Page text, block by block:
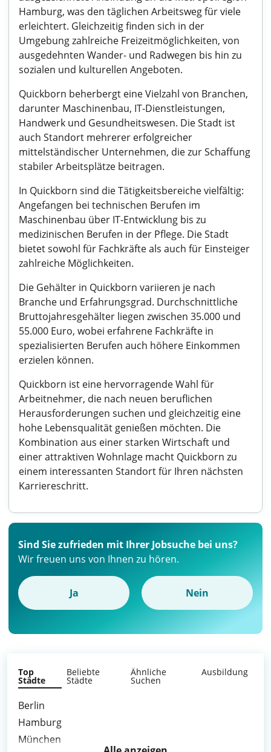
Hamburg, was den täglichen Arbeitsweg für viele
erleichtert. Gleichzeitig finden sich in der
Umgebung zahlreiche Freizeitmöglichkeiten, von
ausgedehnten Wander- und Radwegen bis hin zu
sozialen und kulturellen Angeboten.
Quickborn beherbergt eine Vielzahl von Branchen,
darunter Maschinenbau, IT-Dienstleistungen,
Handwerk und Gesundheitswesen. Die Stadt ist
auch Standort mehrerer erfolgreicher
mittelständischer Unternehmen, die zur Schaffung
stabiler Arbeitsplätze beitragen.
In Quickborn sind die Tätigkeitsbereiche vielfältig:
Angefangen bei technischen Berufen im
Maschinenbau über IT-Entwicklung bis zu
medizinischen Berufen in der Pflege. Die Stadt
bietet sowohl für Fachkräfte als auch für Einsteiger
zahlreiche Möglichkeiten.
Die Gehälter in Quickborn variieren je nach
Branche und Erfahrungsgrad. Durchschnittliche
Bruttojahresgehälter liegen zwischen 35.000 und
55.000 Euro, wobei erfahrene Fachkräfte in
spezialisierten Berufen auch höhere Einkommen
erzielen können.
Quickborn ist eine hervorragende Wahl für
Arbeitnehmer, die nach neuen beruflichen
Herausforderungen suchen und gleichzeitig eine
hohe Lebensqualität genießen möchten. Die
Kombination aus einer starken Wirtschaft und
einer attraktiven Wohnlage macht Quickborn zu
einem interessanten Standort für Ihren nächsten
Karriereschritt.
Sind Sie zufrieden mit Ihrer Jobsuche bei uns?
Wir freuen uns von Ihnen zu hören.
Ja Nein
Top
Städte
Beliebte
Städte
Ähnliche
Suchen
Ausbildung
Berlin
Hamburg
München